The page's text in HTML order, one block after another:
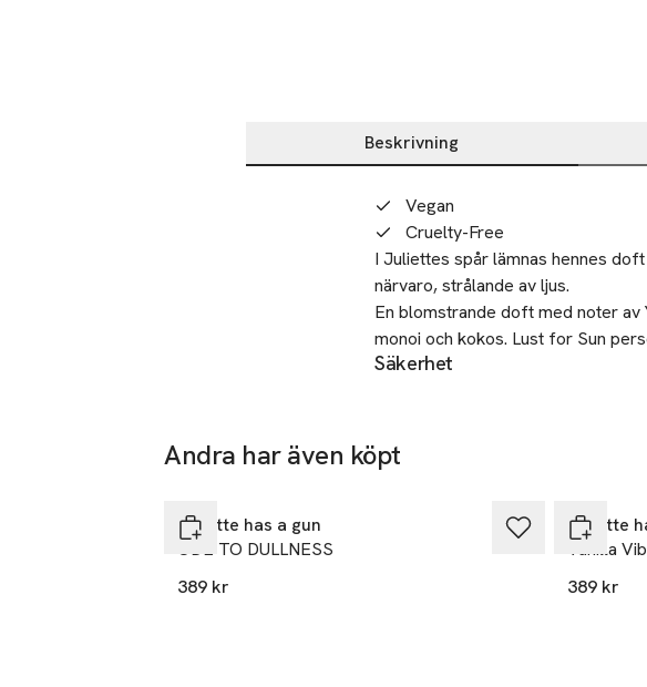
Beskrivning
Beskrivning
Vegan
Cruelty-Free
I Juliettes spår lämnas hennes
närvaro, strålande av ljus.
En blomstrande doft med noter
monoi och kokos. Lust for Sun
En sensuell doft som påminner
HJÄRTNOTER: Ylang-Ylang,
BASNOTER: Vanilj, Ambroxan, Mysk
Säkerhet
Andra har även köpt
Juliette has a gun
ODE TO DULLNESS
389 kr
Juliette
Vanilla
389 kr